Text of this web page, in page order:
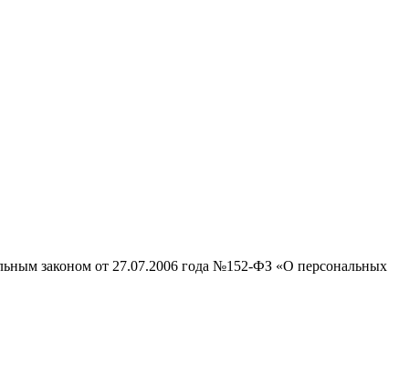
законом от 27.07.2006 года №152-ФЗ «О персональных